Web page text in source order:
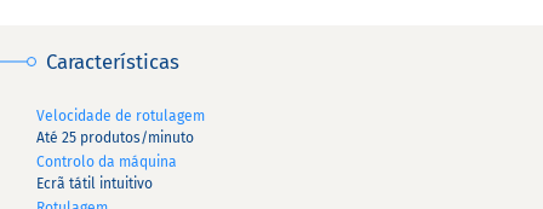
Características
Velocidade de rotulagem
Até 25 produtos/minuto
Controlo da máquina
Ecrã tátil intuitivo